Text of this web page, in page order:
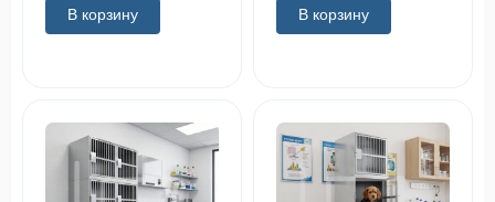
В корзину
В корзину